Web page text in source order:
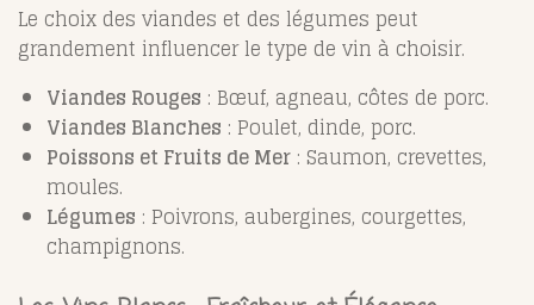
Le choix des viandes et des légumes peut
grandement influencer le type de vin à choisir.
Viandes Rouges : Bœuf, agneau, côtes de porc.
Viandes Blanches : Poulet, dinde, porc.
Poissons et Fruits de Mer : Saumon, crevettes,
moules.
Légumes : Poivrons, aubergines, courgettes,
champignons.